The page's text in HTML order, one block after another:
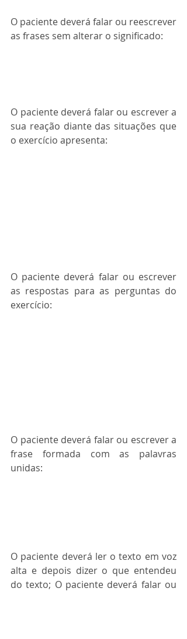
O paciente deverá falar ou reescrever
as frases sem alterar o significado:
O paciente deverá falar ou escrever a
sua reação diante das situações que
o exercício apresenta:
O paciente deverá falar ou escrever
as respostas para as perguntas do
exercício:
O paciente deverá falar ou escrever a
frase formada com as palavras
unidas:
O paciente deverá ler o texto em voz
alta e depois dizer o que entendeu
do texto; O paciente deverá falar ou